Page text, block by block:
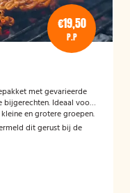
€19,50
P.P
met gevarieerde
bijgerechten. Ideaal voor
en grotere groepen.
dit gerust bij de